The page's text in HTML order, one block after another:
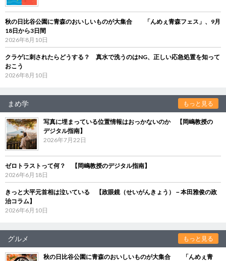
秋の日比谷公園に青森のおいしいものが大集合 「んめぇ青森フェス」、9月
18日から3日間
2026年8月10日
クラゲに刺されたらどうする？ 真水で洗うのはNG、正しい応急処置を知って
おこう
2026年8月10日
まめ学 もっと見る
写真に埋まっている位置情報はおっかないのか 【岡嶋教授の
デジタル指南】
2026年7月22日
ゼロトラストって何？ 【岡嶋教授のデジタル指南】
2026年6月18日
きっと大平元首相は泣いている 【政眼鏡（せいがんきょう）－本田雅俊の政
治コラム】
2026年6月10日
グルメ もっと見る
秋の日比谷公園に青森のおいしいものが大集合 「んめぇ青